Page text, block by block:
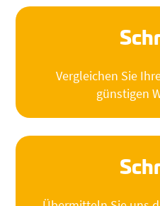
Vergleichen Sie
günstigen